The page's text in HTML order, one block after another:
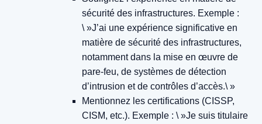
sécurité des infrastructures. Exemple :
\ »J’ai une expérience significative en
matière de sécurité des infrastructures,
notamment dans la mise en œuvre de
pare-feu, de systèmes de détection
d’intrusion et de contrôles d’accès.\ »
Mentionnez les certifications (CISSP,
CISM, etc.). Exemple : \ »Je suis titulaire